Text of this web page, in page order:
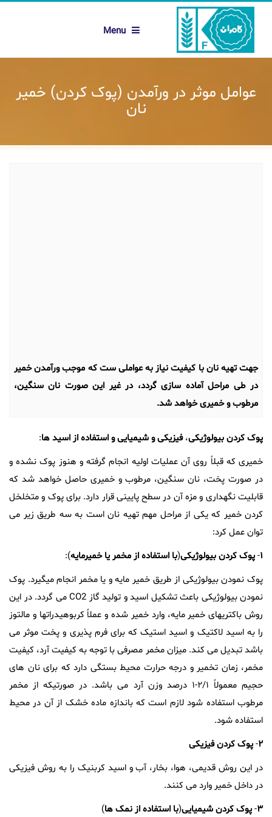
Menu
عوامل موثر در ورآمدن (پوک کردن) خمیر
نان
جهت تهیه نان با کیفیت نیاز به عواملی ست که موجب ورآمدن خمیر
در طی مراحل آماده سازی گردد، در غیر این صورت نان سنگین،
مرطوب و خمیری خواهد شد.
پوککردنبیولوژیکی،فیزیکیوشیمیاییواستفادهازاسیدها:
خمیری که قبلاً روی آن عملیات اولیه انجام گرفته و هنوز پوک نشده و
در صورت پخت، نان سنگین، مرطوب و خمیری حاصل خواهد شد که
قابلیت نگهداری و مزه آن در سطح پایینی قرار دارد. برای پوک و متخلخل
کردن خمیر که یکی از مراحل مهم تهیه نان است به سه طریق زیر می
توان عمل کرد:
۱-پوککردنبیولوژیکی(با استفادهازمخمریا خمیرمایه):
پوک نمودن بیولوژیکی از طریق خمیر مایه و یا مخمر انجام میگیرد. پوک
نمودن بیولوژیکی باعث تشکیل اسید و تولید گاز CO2 می گردد. در این
روش باکتریهای خمیر مایه، وارد خمیر شده و عملاً کربوهیدراتها و مالتوز
را به اسید لاکتیک و اسید استیک که برای فرم پذیری و پخت موثر می
باشد تبدیل می کند. میزان مخمر مصرفی با توجه به کیفیت آرد، کیفیت
مخمر، زمان تخمیر و درجه حرارت محیط بستگی دارد که برای نان های
حجیم معمولاً ۲/۱-۱ درصد وزن آرد می باشد. در صورتیکه از مخمر
مرطوب استفاده شود لازم است که باندازه ماده خشک از آن در محیط
استفاده شود.
۲-پوککردنفیزیکی
در این روش قدیمی، هوا، بخار، آب و اسید کربنیک را به روش فیزیکی
در داخل خمیر وارد می کنند.
۳-پوککردنشیمیایی(با استفادهازنمکها)